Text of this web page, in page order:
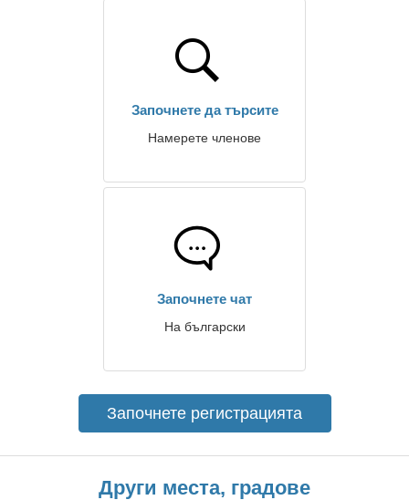
Започнете да търсите
Намерете членове
Започнете чат
На български
Започнете регистрацията
Други места, градове